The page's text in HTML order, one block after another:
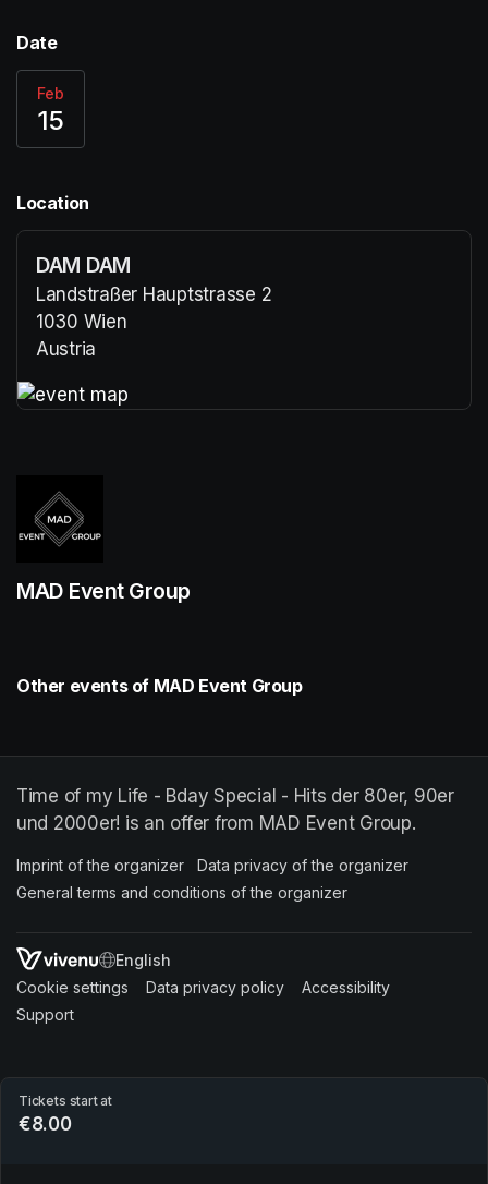
Date
Feb
15
Location
DAM DAM
Landstraßer Hauptstrasse 2
1030 Wien
Austria
Tickets start at
€8.00
MAD Event Group
Other events of MAD Event Group
Time of my Life - Bday Special - Hits der 80er, 90er
und 2000er! is an offer from MAD Event Group.
Imprint of the organizer (opens in a new tab)
Data privacy of the organizer
General terms and conditions of the organizer
SWITCH LANGUAGE
Cookie settings (opens in a new tab)
Data privacy policy (opens in a new tab)
Accessibility
Support